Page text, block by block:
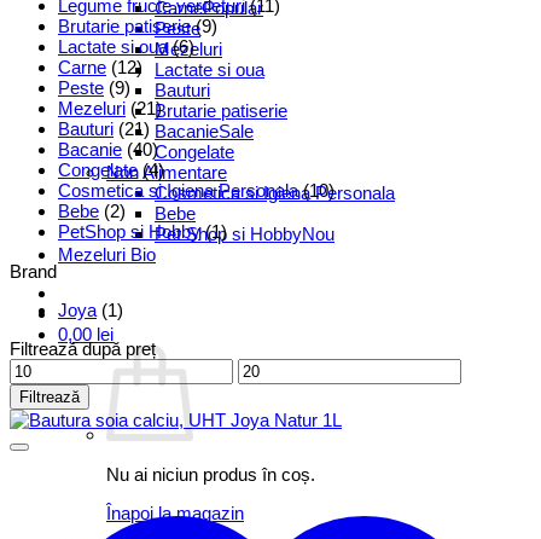
Carne
Peste
Mezeluri
Lactate si oua
Bauturi
Brutarie patiserie
Bacanie
Congelate
Non Alimentare
Cosmetica si Igiena Personala
Bebe
Pet Shop si Hobby
Mezeluri Bio
0,00 lei
Nu ai niciun produs în coș.
Înapoi la magazin
Legume fructe verdeturi (11)
Brutarie patiserie (9)
Lactate si oua (6)
Carne (12)
Peste (9)
Mezeluri (21)
Bauturi (21)
Bacanie (40)
Congelate (4)
Cosmetica si Igiena Personala (10)
Bebe (2)
PetShop si Hobby (1)
Brand
Joya (1)
Filtrează după preț
Preț
minim
Preț
maxim
Filtrează